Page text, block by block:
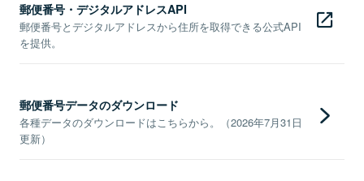
郵便番号・デジタルアドレスAPI
郵便番号とデジタルアドレスから住所を取得できる公式API
を提供。
郵便番号データのダウンロード
各種データのダウンロードはこちらから。（2026年7月31日
更新）